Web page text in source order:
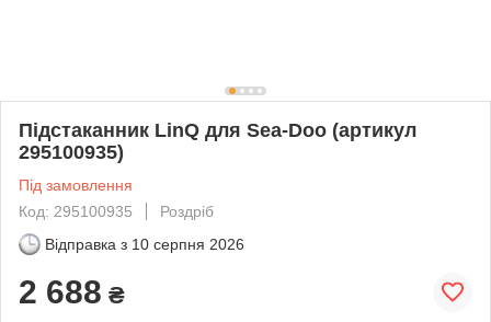
Підстаканник LinQ для Sea-Doo (артикул
295100935)
Під замовлення
Код: 295100935
Роздріб
Відправка з 10 серпня 2026
2 688 ₴